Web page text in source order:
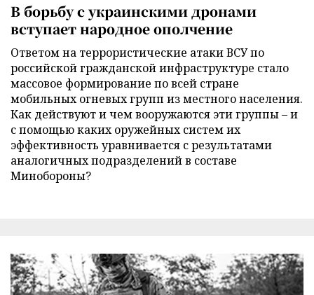
В борьбу с украинскими дронами
вступает народное ополчение
Ответом на террористические атаки ВСУ по
российской гражданской инфраструктуре стало
массовое формирование по всей стране
мобильных огневых групп из местного населения.
Как действуют и чем вооружаются эти группы – и
с помощью каких оружейных систем их
эффективность уравнивается с результатами
аналогичных подразделений в составе
Минобороны?